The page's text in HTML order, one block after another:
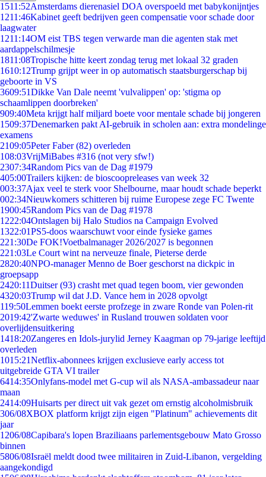
1511:52Amsterdams dierenasiel DOA overspoeld met babykonijntjes
1211:46Kabinet geeft bedrijven geen compensatie voor schade door
laagwater
1211:14OM eist TBS tegen verwarde man die agenten stak met
aardappelschilmesje
1811:08Tropische hitte keert zondag terug met lokaal 32 graden
1610:12Trump grijpt weer in op automatisch staatsburgerschap bij
geboorte in VS
3609:51Dikke Van Dale neemt 'vulvalippen' op: 'stigma op
schaamlippen doorbreken'
909:40Meta krijgt half miljard boete voor mentale schade bij jongeren
1509:37Denemarken pakt AI-gebruik in scholen aan: extra mondelinge
examens
2109:05Peter Faber (82) overleden
108:03VrijMiBabes #316 (not very sfw!)
2307:34Random Pics van de Dag #1979
405:00Trailers kijken: de bioscoopreleases van week 32
003:37Ajax veel te sterk voor Shelbourne, maar houdt schade beperkt
002:34Nieuwkomers schitteren bij ruime Europese zege FC Twente
1900:45Random Pics van de Dag #1978
1222:04Ontslagen bij Halo Studios na Campaign Evolved
1322:01PS5-doos waarschuwt voor einde fysieke games
221:30De FOK!Voetbalmanager 2026/2027 is begonnen
221:03Le Court wint na nerveuze finale, Pieterse derde
2820:40NPO-manager Menno de Boer geschorst na dickpic in
groepsapp
2420:11Duitser (93) crasht met quad tegen boom, vier gewonden
4320:03Trump wil dat J.D. Vance hem in 2028 opvolgt
119:50Lemmen boekt eerste profzege in zware Ronde van Polen-rit
2019:42'Zwarte weduwes' in Rusland trouwen soldaten voor
overlijdensuitkering
1418:20Zangeres en Idols-jurylid Jerney Kaagman op 79-jarige leeftijd
overleden
1015:21Netflix-abonnees krijgen exclusieve early access tot
uitgebreide GTA VI trailer
6414:35Onlyfans-model met G-cup wil als NASA-ambassadeur naar
maan
2414:09Huisarts per direct uit vak gezet om ernstig alcoholmisbruik
306/08XBOX platform krijgt zijn eigen "Platinum" achievements dit
jaar
1206/08Capibara's lopen Braziliaans parlementsgebouw Mato Grosso
binnen
5806/08Israël meldt dood twee militairen in Zuid-Libanon, vergelding
aangekondigd